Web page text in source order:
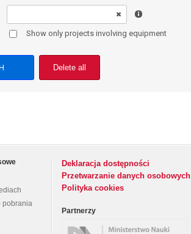
Show only projects involving equipment
Delete all
pobrania
Deklaracja dostępności
Przetwarzanie danych osobowych
Polityka cookies
Partnerzy